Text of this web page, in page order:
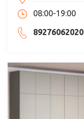
08:00-19:00
89276062020